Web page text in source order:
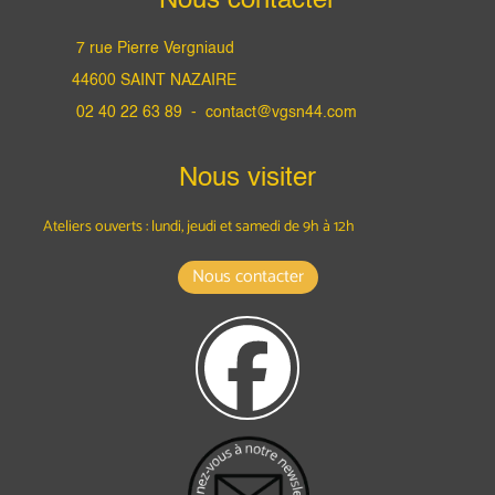
7 rue Pierre Vergniaud
44600 SAINT NAZAIRE
02 40 22 63 89 - contact@vgsn44.com
Nous visiter
Ateliers ouverts : lundi, jeudi et samedide 9h à 12h
Nous contacter